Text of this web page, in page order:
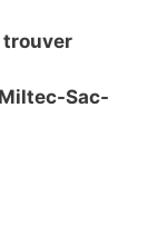
trouver
Sac-